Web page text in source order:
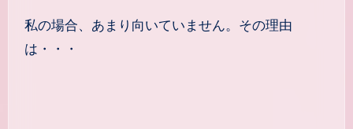
私の場合、あまり向いていません。その理由
は・・・